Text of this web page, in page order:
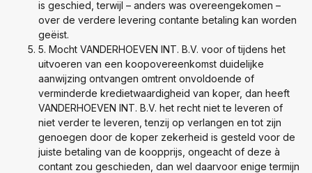
is geschied, terwijl – anders was overeengekomen –
over de verdere levering contante betaling kan worden
geëist.
5. Mocht VANDERHOEVEN INT. B.V. voor of tijdens het
uitvoeren van een koopovereenkomst duidelijke
aanwijzing ontvangen omtrent onvoldoende of
verminderde kredietwaardigheid van koper, dan heeft
VANDERHOEVEN INT. B.V. het recht niet te leveren of
niet verder te leveren, tenzij op verlangen en tot zijn
genoegen door de koper zekerheid is gesteld voor de
juiste betaling van de koopprijs, ongeacht of deze à
contant zou geschieden, dan wel daarvoor enige termijn